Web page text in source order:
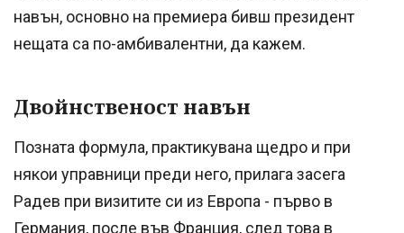
навън, основно на премиера бивш президент
нещата са по-амбивалентни, да кажем.
Двойнственост навън
Позната формула, практикувана щедро и при
някои управници преди него, прилага засега
Радев при визитите си из Европа - първо в
Германия, после във Франция, след това в